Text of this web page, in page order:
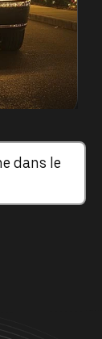
dans le